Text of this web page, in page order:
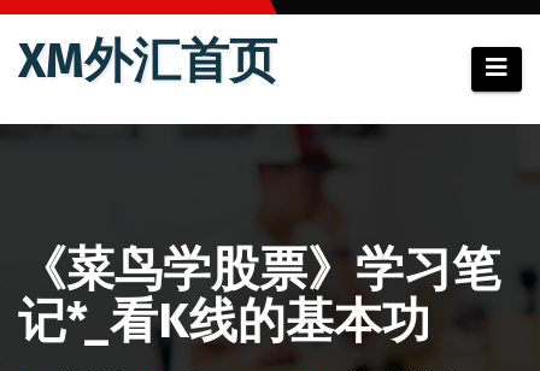
跳
XM外汇首页
《菜鸟学股票》学习笔
记*_看K线的基本功